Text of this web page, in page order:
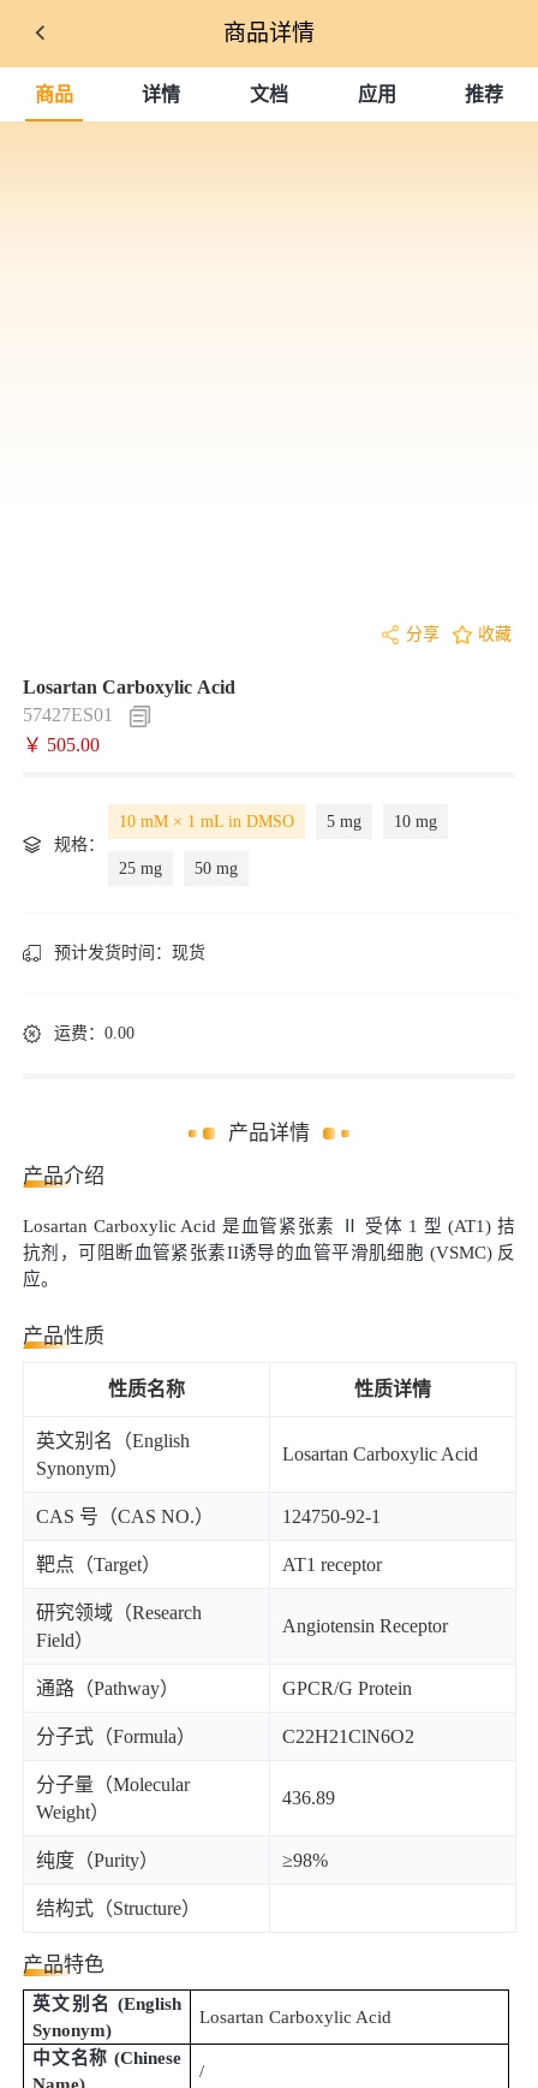
商品详情
商品 详情 文档 应用 推荐
分享 收藏
Losartan Carboxylic Acid
57427ES01
￥ 505.00
规格：
10 mM × 1 mL in DMSO 5 mg 10 mg
25 mg 50 mg
预计发货时间： 现货
运费：0.00
产品详情
产品介绍
Losartan Carboxylic Acid 是血管紧张素 Ⅱ 受体 1 型 (AT1) 拮
抗剂，可阻断血管紧张素II诱导的血管平滑肌细胞 (VSMC) 反
应。
产品性质
性质名称 性质详情
英文别名（English
Synonym）
Losartan Carboxylic Acid
CAS 号（CAS NO.） 124750-92-1
靶点（Target） AT1 receptor
研究领域（Research
Field）
Angiotensin Receptor
通路（Pathway） GPCR/G Protein
分子式（Formula） C22H21ClN6O2
分子量（Molecular
Weight）
436.89
纯度（Purity） ≥98%
结构式（Structure）
产品特色
英文别名 (English
Synonym)
Losartan Carboxylic Acid
中文名称 (Chinese
/